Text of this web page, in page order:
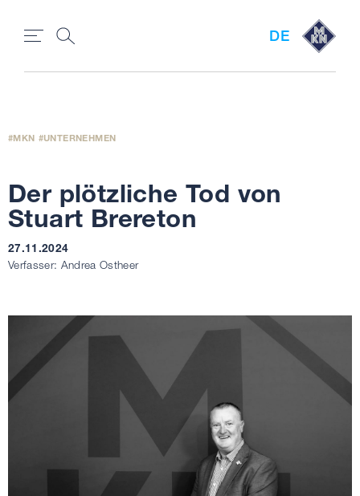
DE
MKN UNTERNEHMEN
Der plötzliche Tod von
Stuart Brereton
27.11.2024
Verfasser: Andrea Ostheer